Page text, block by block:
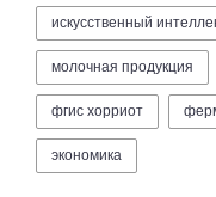
искусственный
молочная продукция
фгис хорриот
экономика